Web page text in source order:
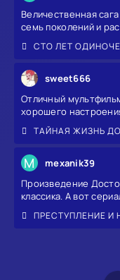
Величественная
семь поколений и
СТО ЛЕТ
sweet666
Отличный
хорошего
ТАЙНАЯ ЖИЗНЬ
M mexanik39
Произведение
классика. А вот
ПРЕСТУПЛЕНИЕ И